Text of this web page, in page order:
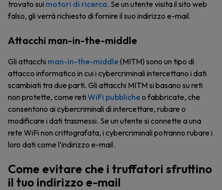
trovato sui motori di ricerca. Se un utente visita il sito web
falso, gli verrà richiesto di fornire il suo indirizzo e-mail.
Attacchi man-in-the-middle
Gli attacchi man-in-the-middle(MITM) sono un tipo di
attacco informatico in cui i cybercriminali intercettano i dati
scambiati tra due parti. Gli attacchi MITM si basano su reti
non protette, come reti WiFi pubblicheo fabbricate, che
consentono ai cybercriminali di intercettare, rubare o
modificare i dati trasmessi. Se un utente si connette a una
rete WiFi non crittografata, i cybercriminali potranno rubare i
loro dati come l’indirizzo e-mail.
Come evitare che i truffatori sfruttino
il tuo indirizzo e-mail